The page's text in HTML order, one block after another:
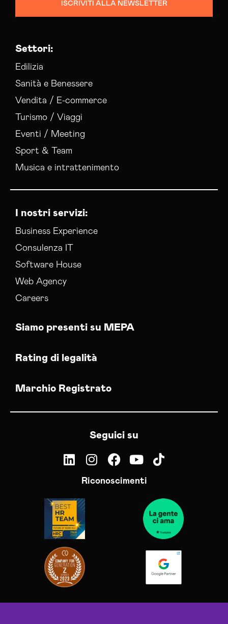
ISCRIVITI ALLA NEWSLETTER
Settori:
Edilizia
Sanità e Benessere
Vendita / E-commerce
Turismo / Viaggi
Eventi / Meeting
Sport & Team
Musica e intrattenimento
I nostri servizi:
Business Experience
Consulenza IT
Software House
Web Agency
Careers
Siamo presenti su MEPA
Rating di legalità
Marchio Registrato
Seguici su
Riconoscimenti